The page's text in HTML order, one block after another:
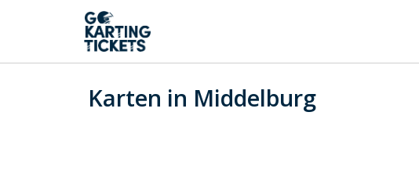
Karten in Middelburg